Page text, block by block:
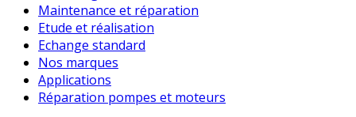
Maintenance et réparation
Etude et réalisation
Echange standard
Nos marques
Applications
Réparation pompes et moteurs